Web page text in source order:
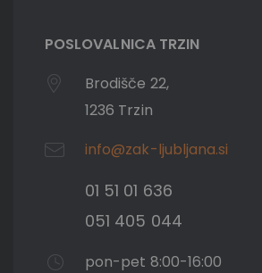
POSLOVALNICA TRZIN
Brodišče 22,
1236 Trzin
info@zak-ljubljana.si
01 51 01 636
051 405 044
pon-pet 8:00-16:00